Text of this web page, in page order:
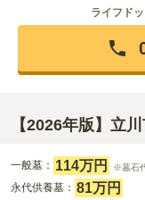
ライフド
【2026年版】立
一般墓： 114万円 ※墓石
永代供養墓： 81万円